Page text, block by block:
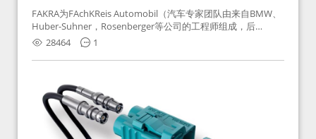
FAKRA为FAchKReis Automobil（汽车专家团队由来自BMW、
Huber-Suhner，Rosenberger等公司的工程师组成，后
Huber-Suhner相关连接器业务及技术在2010年并入
Rosenberger）缩写。起初为BMW需求用于车载收音机天线连
接，如今FAKRA已成为汽车行业通用标准的射频连接器，被业
28464 1